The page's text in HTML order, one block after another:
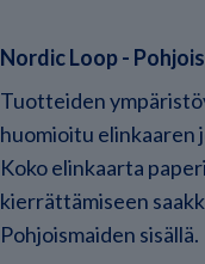
Nordic Loop -
Tuotteiden
huomioitu elinkaaren
Koko elinkaarta
kierrättämiseen
Pohjoismaiden sisällä.